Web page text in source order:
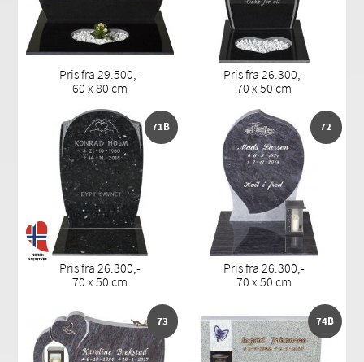
Pris fra 29.500,-
60 x 80 cm
Pris fra 26.300,-
70 x 50 cm
71B
Pris fra 26.300,-
70 x 50 cm
72
Pris fra 26.300,-
70 x 50 cm
73 74B